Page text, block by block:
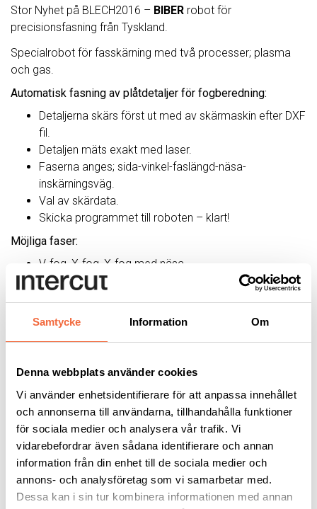
Samtycke Information Om
Denna webbplats använder cookies
Vi använder enhetsidentifierare för att anpassa innehållet
och annonserna till användarna, tillhandahålla funktioner
för sociala medier och analysera vår trafik. Vi
vidarebefordrar även sådana identifierare och annan
information från din enhet till de sociala medier och
annons- och analysföretag som vi samarbetar med.
Dessa kan i sin tur kombinera informationen med annan
Stor Nyhet på BLECH2016 – BIBER robot för
precisionsfasning från Tyskland.
Specialrobot för fasskärning med två processer; plasma
och gas.
Automatisk fasning av plåtdetaljer för fogberedning:
Detaljerna skärs först ut med av skärmaskin efter DXF
fil.
Detaljen mäts exakt med laser.
Faserna anges; sida-vinkel-faslängd-näsa-
inskärningsväg.
Val av skärdata.
Skicka programmet till roboten – klart!
Möjliga faser:
V-fog, X-fog, X-fog med näsa
Fas på fas
Fas från andra sidan AS 15-89°
Fördelar med BIBER robotsystem:
Exakta toleranser.
Enkel Off-line programmering.
Exakt näsa.
Lönsamt från första detalj.
Automatisk justering av parametrar.
Komponenter i ett BIBER system:
Robotsystem KUKA HA robot.